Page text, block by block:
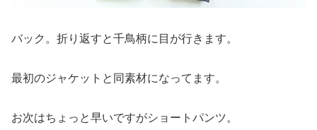
バック。折り返すと千鳥柄に目が行きます。
最初のジャケットと同素材になってます。
お次はちょっと早いですがショートパンツ。